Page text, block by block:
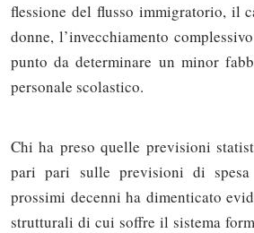
flessione del flusso immigratorio, il
donne, l’invecchiamento
punto da determinare un minor
personale scolastico.
Chi ha preso quelle previsioni
pari pari sulle previsioni di
prossimi decenni ha dimenticato
strutturali di cui soffre il sistema